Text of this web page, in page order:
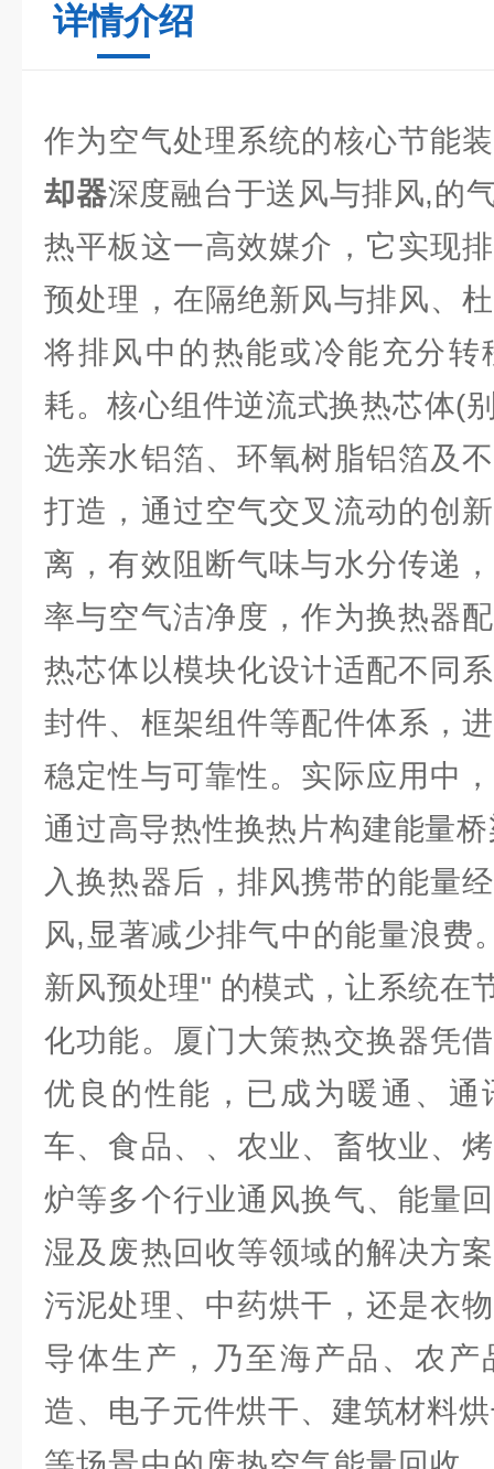
详情介绍
作为空气处理系统的核心节能
却器深度融台于送风与排风,的
热平板这一高效媒介，它实现
预处理，在隔绝新风与排风、
将排风中的热能或冷能充分转
耗。核心组件逆流式换热芯体(
选亲水铝箔、环氧树脂铝箔及
打造，通过空气交叉流动的创
离，有效阻断气味与水分传递
率与空气洁净度，作为换热器
热芯体以模块化设计适配不同
封件、框架组件等配件体系，
稳定性与可靠性。实际应用中，
通过高导热性换热片构建能量
入换热器后，排风携带的能量
风,显著减少排气中的能量浪费
新风预处理" 的模式，让系统在
化功能。厦门大策热交换器凭
优良的性能，已成为暖通、通
车、食品、、农业、畜牧业、
炉等多个行业通风换气、能量
湿及废热回收等领域的解决方
污泥处理、中药烘干，还是衣
导体生产，乃至海产品、农
造、电子元件烘干、建筑材料